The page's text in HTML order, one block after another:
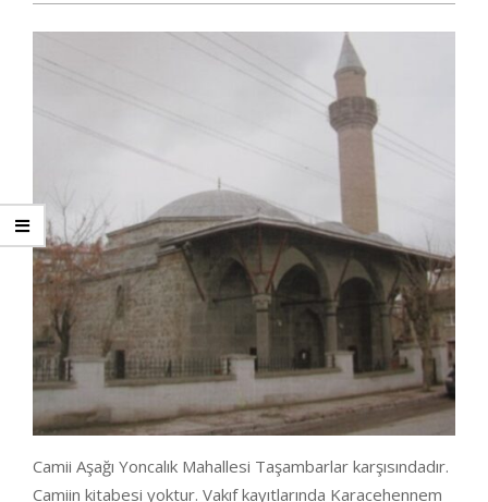
Camii Aşağı Yoncalık Mahallesi Taşambarlar karşısındadır.
Camiin kitabesi yoktur. Vakıf kayıtlarında Karacehennem